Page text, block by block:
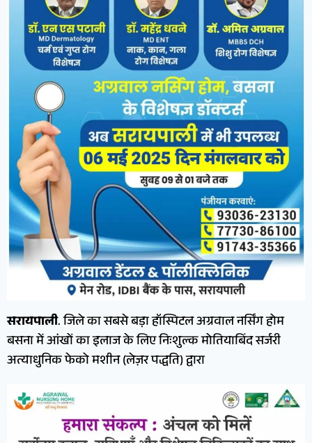
सरायपाली. जिले का सबसे बड़ा हॉस्पिटल अग्रवाल नर्सिंग होम
बसना में आंखों का इलाज के लिए निःशुल्क मोतियाबिंद सर्जरी
अत्याधुनिक फेको मशीन (लेज़र पद्धति) द्वारा